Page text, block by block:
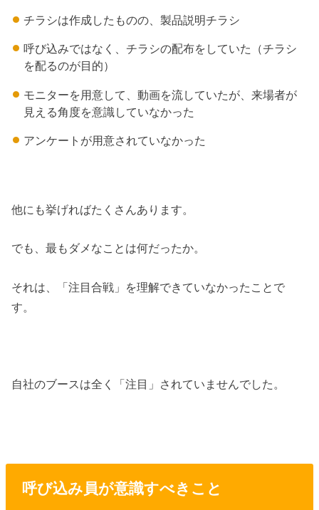
チラシは作成したものの、製品説明チラシ
呼び込みではなく、チラシの配布をしていた（チラシ
を配るのが目的）
モニターを用意して、動画を流していたが、来場者が
見える角度を意識していなかった
アンケートが用意されていなかった
他にも挙げればたくさんあります。
でも、最もダメなことは何だったか。
それは、「注目合戦」を理解できていなかったことで
す。
自社のブースは全く「注目」されていませんでした。
呼び込み員が意識すべきこと